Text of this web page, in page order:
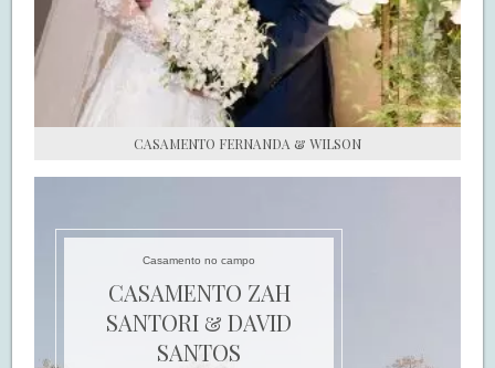
CASAMENTO FERNANDA & WILSON
Casamento no campo
CASAMENTO ZAH
SANTORI & DAVID
SANTOS